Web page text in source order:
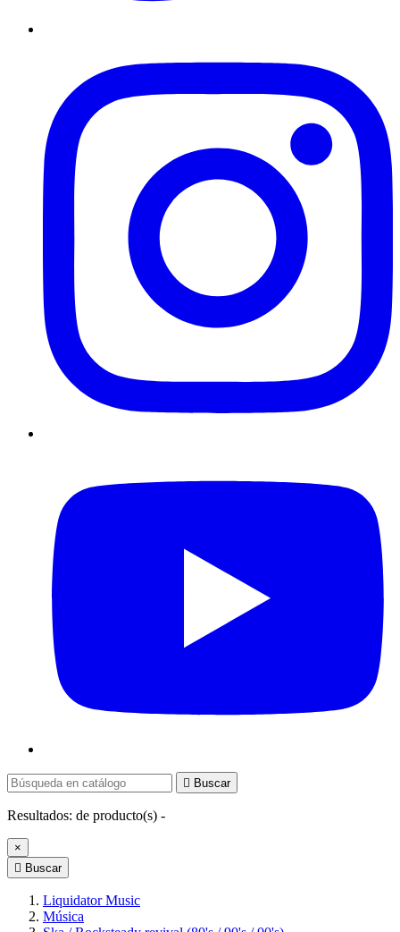
 Buscar
Resultados: de producto(s) -
×
 Buscar
Liquidator Music
Música